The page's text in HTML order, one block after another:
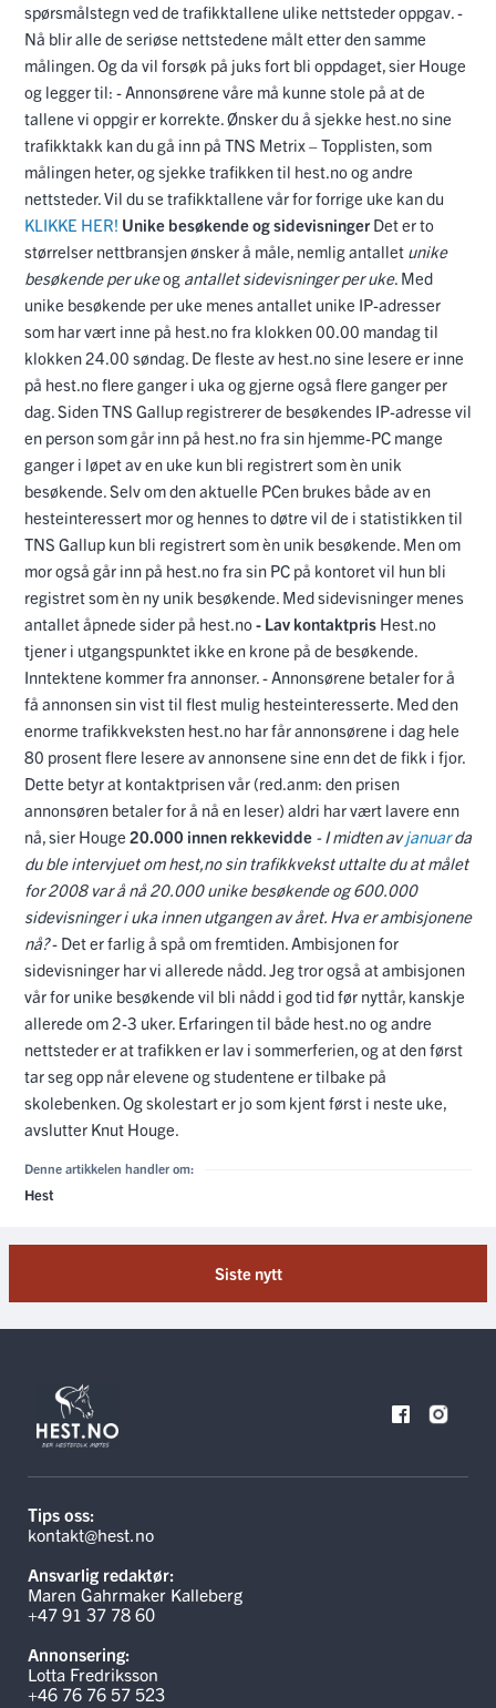
spørsmålstegn ved de trafikktallene ulike nettsteder oppgav. -
Nå blir alle de seriøse nettstedene målt etter den samme
målingen. Og da vil forsøk på juks fort bli oppdaget, sier Houge
og legger til: - Annonsørene våre må kunne stole på at de
tallene vi oppgir er korrekte. Ønsker du å sjekke hest.no sine
trafikktakk kan du gå inn på TNS Metrix – Topplisten, som
målingen heter, og sjekke trafikken til hest.no og andre
nettsteder. Vil du se trafikktallene vår for forrige uke kan du
KLIKKE HER! Unike besøkende og sidevisninger Det er to
størrelser nettbransjen ønsker å måle, nemlig antallet unike
besøkende per ukeog antallet sidevisninger per uke. Med
unike besøkende per uke menes antallet unike IP-adresser
som har vært inne på hest.no fra klokken 00.00 mandag til
klokken 24.00 søndag. De fleste av hest.no sine lesere er inne
på hest.no flere ganger i uka og gjerne også flere ganger per
dag. Siden TNS Gallup registrerer de besøkendes IP-adresse vil
en person som går inn på hest.no fra sin hjemme-PC mange
ganger i løpet av en uke kun bli registrert som èn unik
besøkende. Selv om den aktuelle PCen brukes både av en
hesteinteressert mor og hennes to døtre vil de i statistikken til
TNS Gallup kun bli registrert som èn unik besøkende. Men om
mor også går inn på hest.no fra sin PC på kontoret vil hun bli
registret som èn ny unik besøkende. Med sidevisninger menes
antallet åpnede sider på hest.no- Lav kontaktpris Hest.no
tjener i utgangspunktet ikke en krone på de besøkende.
Inntektene kommer fra annonser. - Annonsørene betaler for å
få annonsen sin vist til flest mulig hesteinteresserte. Med den
enorme trafikkveksten hest.no har får annonsørene i dag hele
80 prosent flere lesere av annonsene sine enn det de fikk i fjor.
Dette betyr at kontaktprisen vår (red.anm: den prisen
annonsøren betaler for å nå en leser) aldri har vært lavere enn
nå, sier Houge 20.000 innen rekkevidde - I midten avjanuarda
du ble intervjuet om hest,no sin trafikkvekst uttalte du at målet
for 2008 var å nå 20.000 unike besøkende og 600.000
sidevisninger i uka innen utgangen av året. Hva er ambisjonene
nå?- Det er farlig å spå om fremtiden. Ambisjonen for
sidevisninger har vi allerede nådd. Jeg tror også at ambisjonen
vår for unike besøkende vil bli nådd i god tid før nyttår, kanskje
allerede om 2-3 uker. Erfaringen til både hest.no og andre
nettsteder er at trafikken er lav i sommerferien, og at den først
tar seg opp når elevene og studentene er tilbake på
skolebenken. Og skolestart er jo som kjent først i neste uke,
avslutter Knut Houge.
Denne artikkelen handler om:
Hest
Siste nytt
Tips oss:
kontakt@hest.no
Ansvarlig redaktør:
Maren Gahrmaker Kalleberg
+47 91 37 78 60
Annonsering:
Lotta Fredriksson
+46 76 76 57 523